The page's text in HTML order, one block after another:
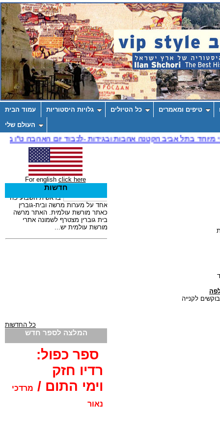
עמוד הבית גלויות היסטוריות כל הטיולים טיפים ומאמרים
העולם שלי
לקנייה
For english click here
חדשות
כל החדשות
המלצה לספר חדש
ספר כפול:
רדיו חזק
וימי התום / מרדכי
נאור